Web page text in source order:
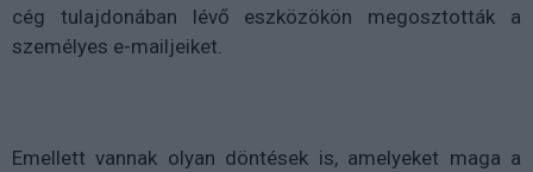
cég tulajdonában lévő eszközökön megosztották a
személyes e-mailjeiket.
Emellett vannak olyan döntések is, amelyeket maga a